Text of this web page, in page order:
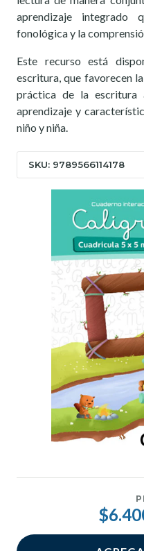
aprendizaje integrado
fonológica y la
Este recurso está
escritura, que favorecen
práctica de la
aprendizaje y
niño y niña.
SKU: 9789566114178